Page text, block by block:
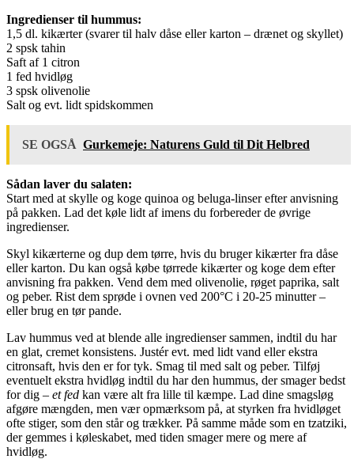
Ingredienser til hummus:
1,5 dl. kikærter (svarer til halv dåse eller karton – drænet og skyllet)
2 spsk tahin
Saft af 1 citron
1 fed hvidløg
3 spsk olivenolie
Salt og evt. lidt spidskommen
SE OGSÅ Gurkemeje: Naturens Guld til Dit Helbred
Sådan laver du salaten:
Start med at skylle og koge quinoa og beluga-linser efter anvisning
på pakken. Lad det køle lidt af imens du forbereder de øvrige
ingredienser.
Skyl kikærterne og dup dem tørre, hvis du bruger kikærter fra dåse
eller karton. Du kan også købe tørrede kikærter og koge dem efter
anvisning fra pakken. Vend dem med olivenolie, røget paprika, salt
og peber. Rist dem sprøde i ovnen ved 200°C i 20-25 minutter –
eller brug en tør pande.
Lav hummus ved at blende alle ingredienser sammen, indtil du har
en glat, cremet konsistens. Justér evt. med lidt vand eller ekstra
citronsaft, hvis den er for tyk. Smag til med salt og peber. Tilføj
eventuelt ekstra hvidløg indtil du har den hummus, der smager bedst
for dig – et fed kan være alt fra lille til kæmpe. Lad dine smagsløg
afgøre mængden, men vær opmærksom på, at styrken fra hvidløget
ofte stiger, som den står og trækker. På samme måde som en tzatziki,
der gemmes i køleskabet, med tiden smager mere og mere af
hvidløg.